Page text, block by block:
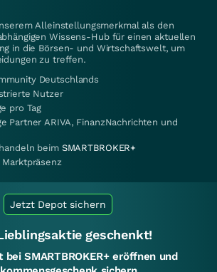
Alleinstellungsmerkmal als den
Wissens-Hub für einen aktuellen
in die Börsen- und Wirtschaftswelt, um
zu treffen.
Deutschlands
Nutzer
pro Tag
Partner ARIVA, FinanzNachrichten und
beim SMARTBROKER+
Jetzt Depot sichern
geschenkt!
SMARTBROKER+ eröffnen und